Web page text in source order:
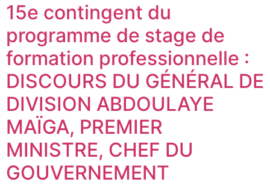
15e contingent du
programme de stage de
formation professionnelle :
DISCOURS DU GÉNÉRAL DE
DIVISION ABDOULAYE
MAÏGA, PREMIER
MINISTRE, CHEF DU
GOUVERNEMENT